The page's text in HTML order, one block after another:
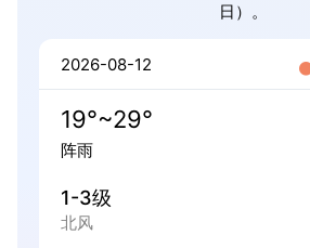
日）。
2026-08-12
19°~29°
阵雨
1-3级
北风